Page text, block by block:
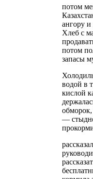
потом
ангору и
Хлеб с
потом
запасы
водой в
кислой
—